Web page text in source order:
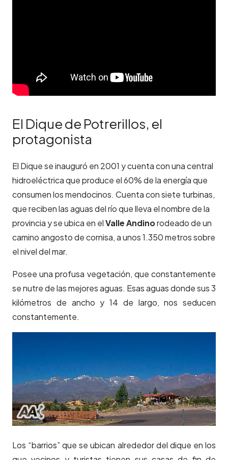
El Dique de Potrerillos, el
protagonista
El Dique se inauguró en 2001 y cuenta con una central
hidroeléctrica que produce el 60% de la energía que
consumen los mendocinos. Cuenta con siete turbinas,
que reciben las aguas del río que lleva el nombre de la
provincia y se ubica en elValle Andinorodeado de un
camino angosto de cornisa, a unos 1.350 metros sobre
el nivel del mar.
Posee una profusa vegetación, que constantemente
se nutre de las mejores aguas. Esas aguas donde sus 3
kilómetros de ancho y 14 de largo, nos seducen
constantemente.
Los “barrios” que se ubican alrededor del dique en los